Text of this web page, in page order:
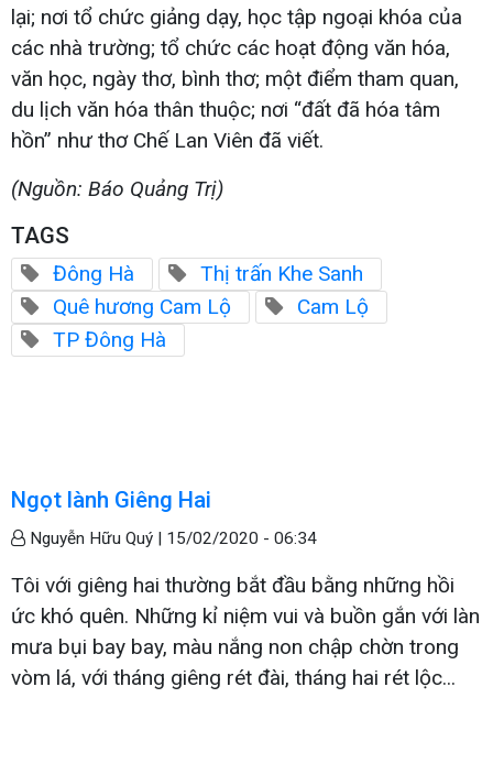
lại; nơi tổ chức giảng dạy, học tập ngoại khóa của
các nhà trường; tổ chức các hoạt động văn hóa,
văn học, ngày thơ, bình thơ; một điểm tham quan,
du lịch văn hóa thân thuộc; nơi “đất đã hóa tâm
hồn” như thơ Chế Lan Viên đã viết.
(Nguồn: Báo Quảng Trị)
TAGS
Đông Hà
Thị trấn Khe Sanh
Quê hương Cam Lộ
Cam Lộ
TP Đông Hà
Ngọt lành Giêng Hai
Nguyễn Hữu Quý | 15/02/2020 - 06:34
Tôi với giêng hai thường bắt đầu bằng những hồi
ức khó quên. Những kỉ niệm vui và buồn gắn với làn
mưa bụi bay bay, màu nắng non chập chờn trong
vòm lá, với tháng giêng rét đài, tháng hai rét lộc...